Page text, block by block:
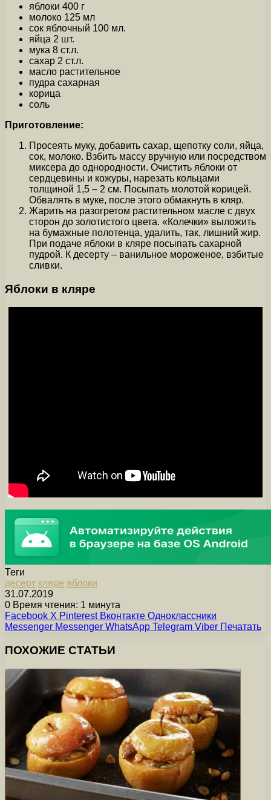
яблоки 400 г
молоко 125 мл
сок яблочный 100 мл.
яйца 2 шт.
мука 8 ст.л.
сахар 2 ст.л.
масло растительное
пудра сахарная
корица
соль
Приготовление:
Просеять муку, добавить сахар, щепотку соли, яйца,
сок, молоко. Взбить массу вручную или посредством
миксера до однородности. Очистить яблоки от
сердцевины и кожуры, нарезать кольцами
толщиной 1,5 – 2 см. Посыпать молотой корицей.
Обвалять в муке, после этого обмакнуть в кляр.
Жарить на разогретом растительном масле с двух
сторон до золотистого цвета. «Колечки» выложить
на бумажные полотенца, удалить, так, лишний жир.
При подаче яблоки в кляре посыпать сахарной
пудрой. К десерту – ванильное мороженое, взбитые
сливки.
Яблоки в кляре
Теги
десерт кляре яблоки
31.07.2019
0 Время чтения: 1 минута
Facebook X Pinterest Вконтакте Одноклассники
Messenger Messenger WhatsApp Telegram Viber Печатать
ПОХОЖИЕ СТАТЬИ